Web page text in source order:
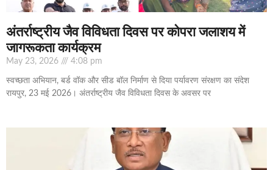
अंतर्राष्ट्रीय जैव विविधता दिवस पर कोपरा जलाशय में
जागरूकता कार्यक्रम
May 23, 2026 4:08 pm
स्वच्छता अभियान, बर्ड वॉक और सीड बॉल निर्माण से दिया पर्यावरण संरक्षण का संदेश
रायपुर, 23 मई 2026। अंतर्राष्ट्रीय जैव विविधता दिवस के अवसर पर